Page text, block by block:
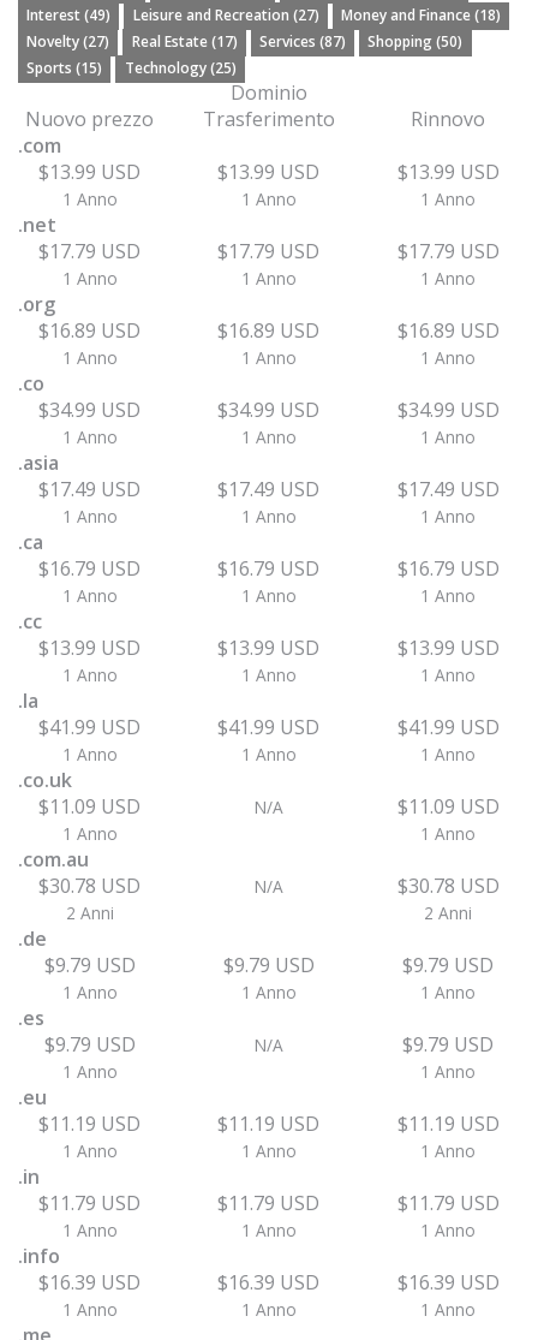
Interest (49)
Leisure and Recreation (27)
Money and Finance (18)
Novelty (27)
Real Estate (17) Services (87)
Shopping (50)
Sports (15)
Technology (25)
Dominio
Nuovo prezzo
Trasferimento
Rinnovo
.com
$13.99 USD
1 Anno
$13.99 USD
1 Anno
$13.99 USD
1 Anno
.net
$17.79 USD
1 Anno
$17.79 USD
1 Anno
$17.79 USD
1 Anno
.org
$16.89 USD
1 Anno
$16.89 USD
1 Anno
$16.89 USD
1 Anno
.co
$34.99 USD
1 Anno
$34.99 USD
1 Anno
$34.99 USD
1 Anno
.asia
$17.49 USD
1 Anno
$17.49 USD
1 Anno
$17.49 USD
1 Anno
.ca
$16.79 USD
1 Anno
$16.79 USD
1 Anno
$16.79 USD
1 Anno
.cc
$13.99 USD
1 Anno
$13.99 USD
1 Anno
$13.99 USD
1 Anno
.la
$41.99 USD
1 Anno
$41.99 USD
1 Anno
$41.99 USD
1 Anno
.co.uk
$11.09 USD
1 Anno
N/A $11.09 USD
1 Anno
.com.au
$30.78 USD
2 Anni
N/A $30.78 USD
2 Anni
.de
$9.79 USD
1 Anno
$9.79 USD
1 Anno
$9.79 USD
1 Anno
.es
$9.79 USD
1 Anno
N/A $9.79 USD
1 Anno
.eu
$11.19 USD
1 Anno
$11.19 USD
1 Anno
$11.19 USD
1 Anno
.in
$11.79 USD
1 Anno
$11.79 USD
1 Anno
$11.79 USD
1 Anno
.info
$16.39 USD
1 Anno
$16.39 USD
1 Anno
$16.39 USD
1 Anno